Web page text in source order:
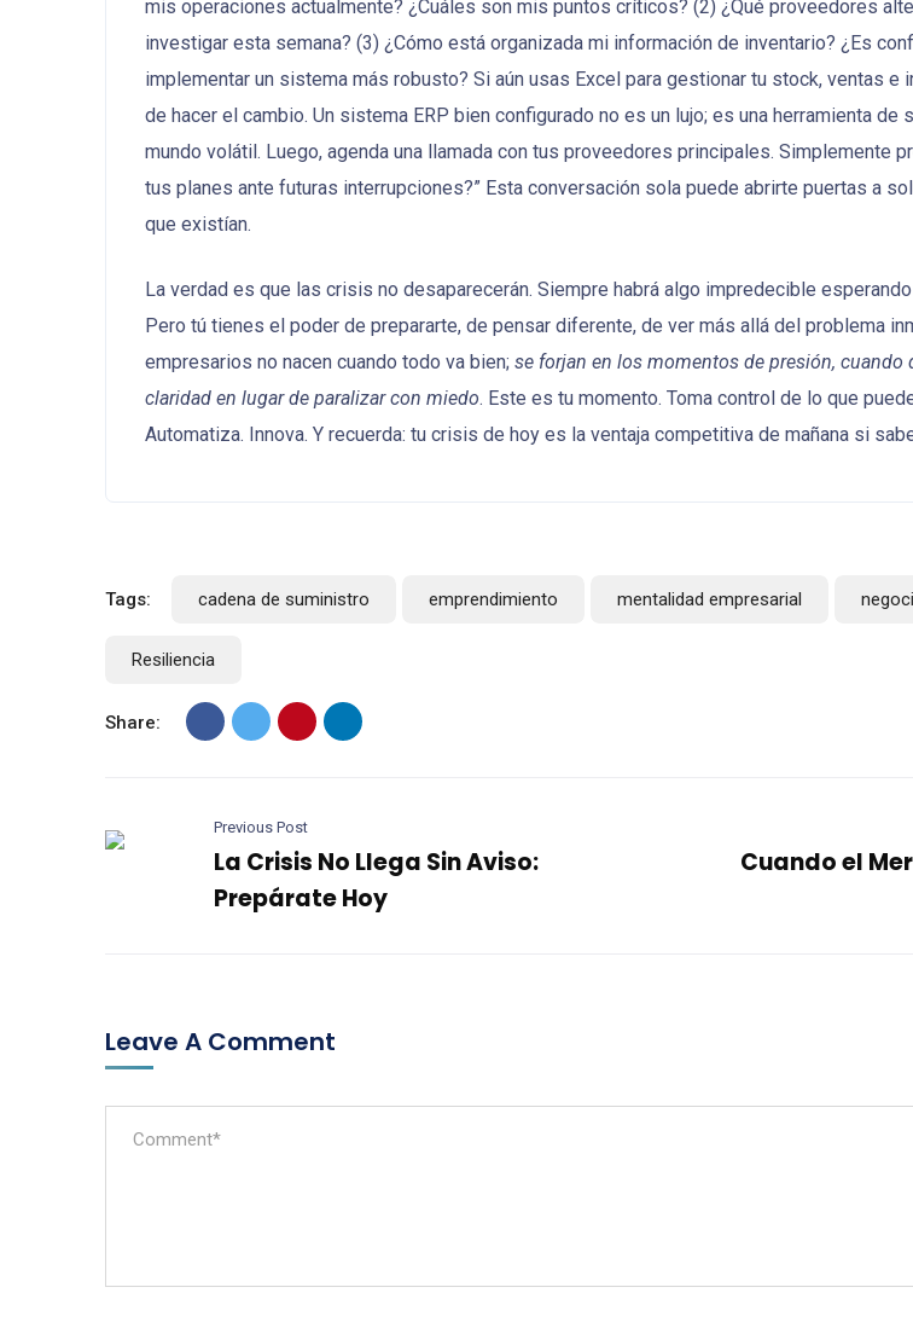
mis operaciones actualmente? ¿Cuáles son mis puntos críticos? (2) ¿Qué proveedores
investigar esta semana? (3) ¿Cómo está organizada mi información de inventario? ¿Es
implementar un sistema más robusto? Si aún usas Excel para gestionar tu stock, ventas e
de hacer el cambio. Un sistema ERP bien configurado no es un lujo; es una herramienta de
mundo volátil. Luego, agenda una llamada con tus proveedores principales. Simplemente
tus planes ante futuras interrupciones?” Esta conversación sola puede abrirte puertas a
que existían.
La verdad es que las crisis no desaparecerán. Siempre habrá algo impredecible
Pero tú tienes el poder de prepararte, de pensar diferente, de ver más allá del problema
empresarios no nacen cuando todo va bien; se forjan en los momentos de presión, cuando
claridad en lugar de paralizar con miedo. Este es tu momento. Toma control de lo que
Automatiza. Innova. Y recuerda: tu crisis de hoy es la ventaja competitiva de mañana si
Tags: cadena de suministro emprendimiento mentalidad empresarial
Resiliencia
Share:
Previous Post
La Crisis No Llega Sin Aviso:
Prepárate Hoy
Cuando el
Leave A Comment